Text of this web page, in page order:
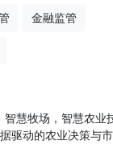
金融监管
智慧牧场，智慧农业
驱动的农业决策与